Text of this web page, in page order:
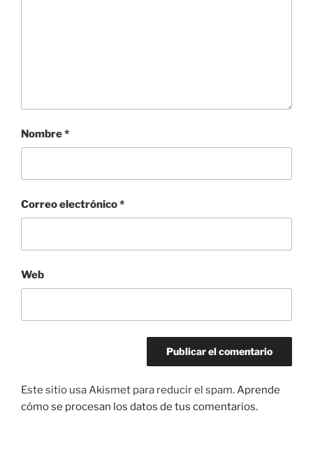
Nombre*
Correo electrónico*
Web
Este sitio usa Akismet para reducir el spam.Aprende
cómo se procesan los datos de tus comentarios.